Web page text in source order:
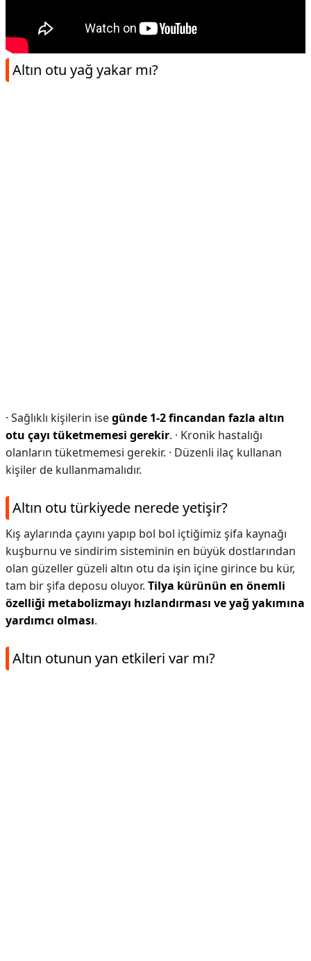
Altın otu yağ yakar mı?
· Sağlıklı kişilerin isegünde 1-2 fincandan fazla altın
otu çayı tüketmemesi gerekir. · Kronik hastalığı
olanların tüketmemesi gerekir. · Düzenli ilaç kullanan
kişiler de kullanmamalıdır.
Altın otu türkiyede nerede yetişir?
Kış aylarında çayını yapıp bol bol içtiğimiz şifa kaynağı
kuşburnu ve sindirim sisteminin en büyük dostlarından
olan güzeller güzeli altın otu da işin içine girince bu kür,
tam bir şifa deposu oluyor. Tilya kürünün en önemli
özelliği metabolizmayı hızlandırması ve yağ yakımına
yardımcı olması.
Altın otunun yan etkileri var mı?